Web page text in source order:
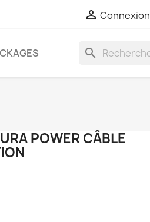
 Connexion
search
POWER CÂBLE